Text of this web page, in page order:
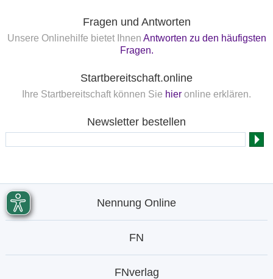
Fragen und Antworten
Unsere Onlinehilfe bietet Ihnen Antworten zu den häufigsten
Fragen.
Startbereitschaft.online
Ihre Startbereitschaft können Sie hier online erklären.
Newsletter bestellen
Nennung Online
FN
FNverlag